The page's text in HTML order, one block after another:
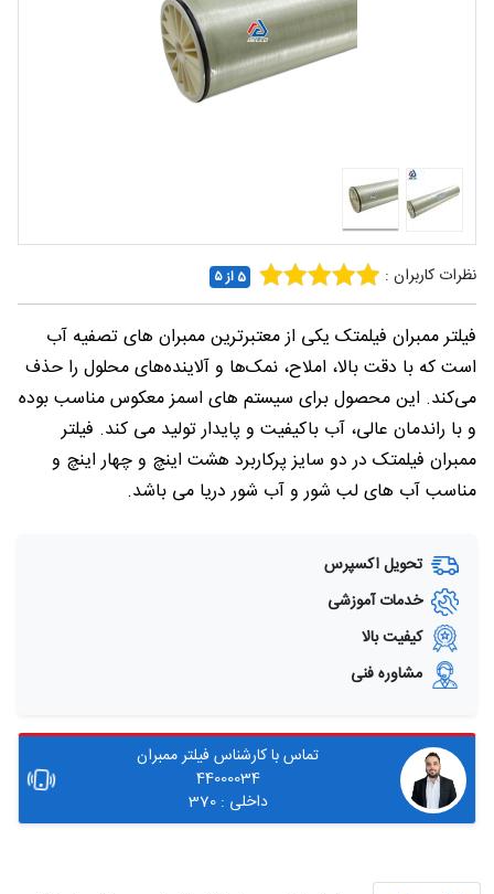
درباره
ما
نظرات کاربران : 5 از ۵
فیلتر ممبران فیلمتک یکی از معتبرترین ممبران‌ های تصفیه آب
است که با دقت بالا، املاح، نمک‌ها و آلاینده‌های محلول را حذف
می‌کند. این محصول برای سیستم‌ های اسمز معکوس مناسب بوده
و با راندمان عالی، آب باکیفیت و پایدار تولید می‌ کند. فیلتر
ممبران فیلمتک در دو سایز پرکاربرد هشت اینچ و چهار اینچ و
مناسب آب های لب شور و آب شور دریا می باشد.
تحویل اکسپرس
خدمات آموزشی
کیفیت بالا
مشاوره فنی
تماس با کارشناس فیلتر ممبران
44000034
داخلی : 370